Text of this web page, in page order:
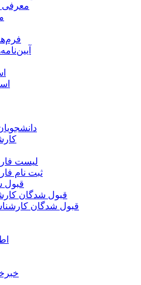
معرفی
لیست
ثبت نام
قبول
قبول شدگان
قبول شدگان